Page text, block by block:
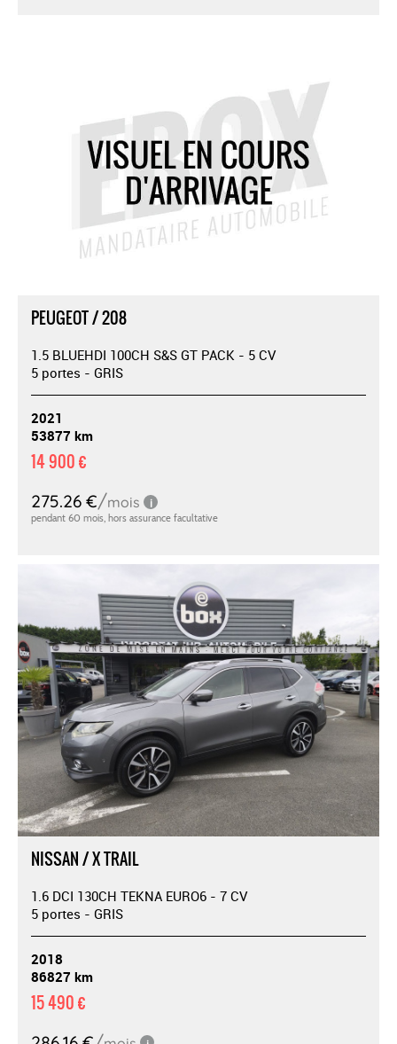
PEUGEOT / 208
1.5 BLUEHDI 100CH S&S GT PACK - 5 CV
5 portes - GRIS
2021
53877 km
14 900 €
NISSAN / X TRAIL
1.6 DCI 130CH TEKNA EURO6 - 7 CV
5 portes - GRIS
2018
86827 km
15 490 €